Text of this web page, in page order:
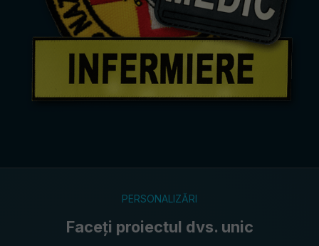
PERSONALIZĂRI
Faceți proiectul dvs. unic